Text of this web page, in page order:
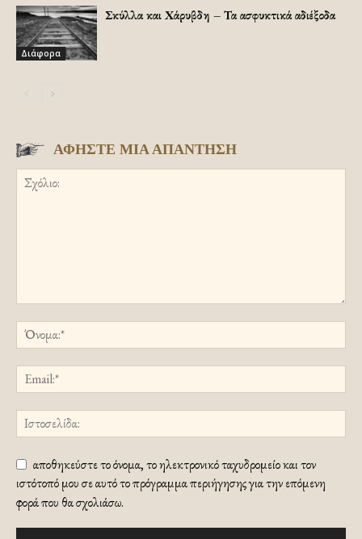
Διάφορα
Σκύλλα και Χάρυβδη – Τα ασφυκτικά αδιέξοδα
ΑΦΗΣΤΕ ΜΙΑ ΑΠΑΝΤΗΣΗ
αποθηκεύστε το όνομα, το ηλεκτρονικό ταχυδρομείο και τον
ιστότοπό μου σε αυτό το πρόγραμμα περιήγησης για την επόμενη
φορά που θα σχολιάσω.